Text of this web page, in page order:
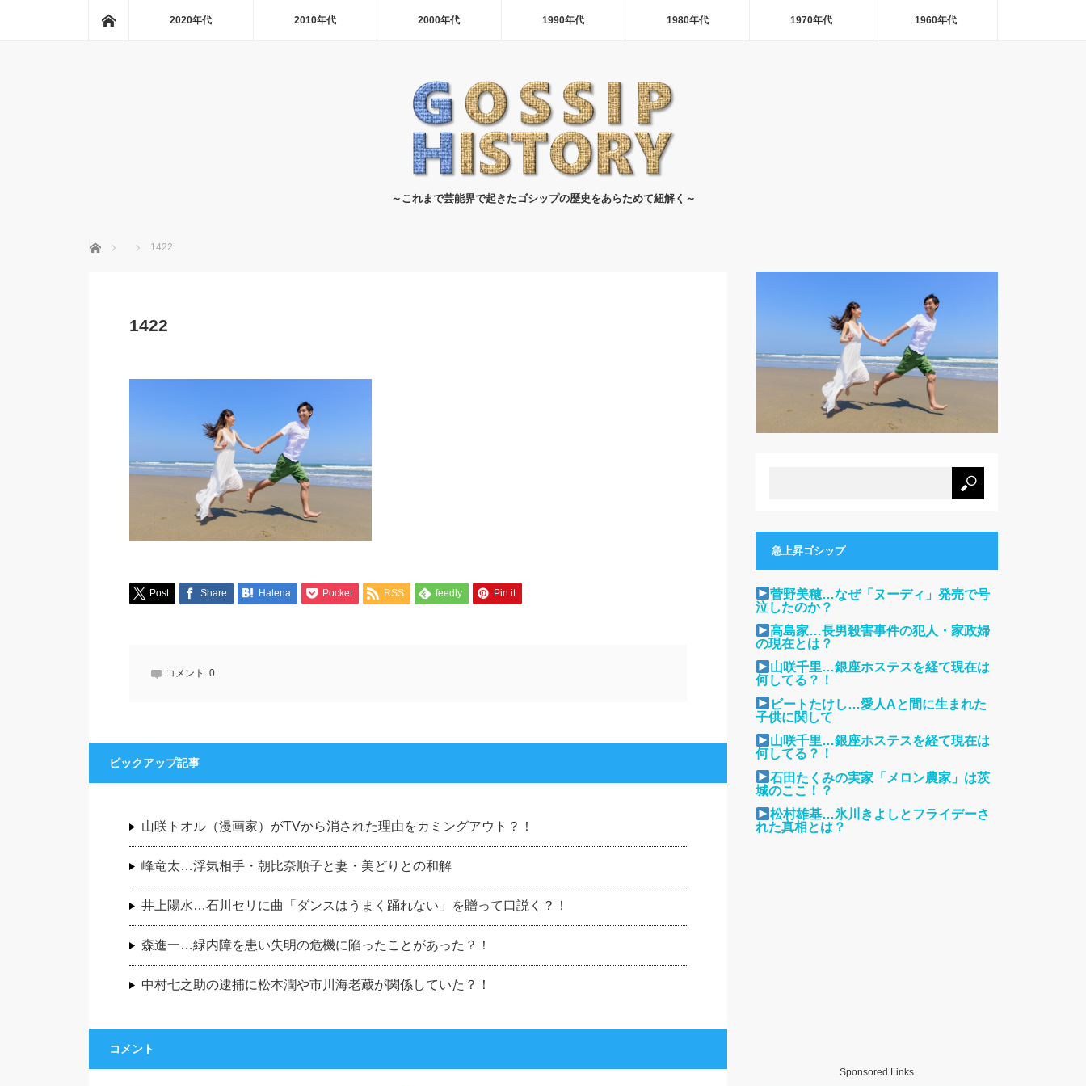
2020年代 2010年代 2000年代 1990年代 1980年代 1970年代 1960年代
～これまで芸能界で起きたゴシップの歴史をあらためて紐解く～
ホーム 1422
1422
Post Share Hatena Pocket RSS feedly Pin it
コメント: 0
ピックアップ記事
山咲トオル（漫画家）がTVから消された理由をカミングアウト？！
峰竜太…浮気相手・朝比奈順子と妻・美どりとの和解
井上陽水…石川セリに曲「ダンスはうまく踊れない」を贈って口説く？！
森進一…緑内障を患い失明の危機に陥ったことがあった？！
中村七之助の逮捕に松本潤や市川海老蔵が関係していた？！
コメント
急上昇ゴシップ
菅野美穂…なぜ「ヌーディ」発売で号
泣したのか？
高島家…長男殺害事件の犯人・家政婦
の現在とは？
山咲千里…銀座ホステスを経て現在は
何してる？！
ビートたけし…愛人Aと間に生まれた
子供に関して
山咲千里…銀座ホステスを経て現在は
何してる？！
石田たくみの実家「メロン農家」は茨
城のここ！？
松村雄基…氷川きよしとフライデーさ
れた真相とは？
Sponsored Links